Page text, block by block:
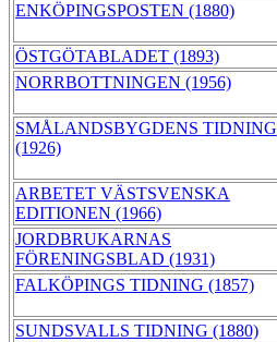
ENKÖPINGSPOSTEN (1880)
ÖSTGÖTABLADET (1893)
NORRBOTTNINGEN (1956)
SMÅLANDSBYGDENS TIDNING
(1926)
ARBETET VÄSTSVENSKA
EDITIONEN (1966)
JORDBRUKARNAS
FÖRENINGSBLAD (1931)
FALKÖPINGS TIDNING (1857)
SUNDSVALLS TIDNING (1880)